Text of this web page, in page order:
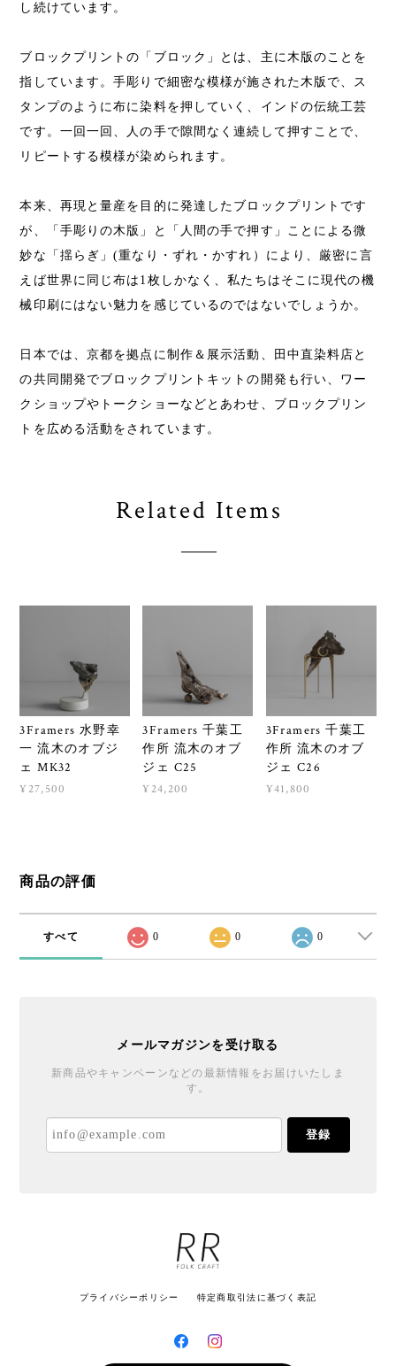
し続けています。
ブロックプリントの「ブロック」とは、主に木版のことを
指しています。手彫りで細密な模様が施された木版で、ス
タンプのように布に染料を押していく、インドの伝統工芸
です。一回一回、人の手で隙間なく連続して押すことで、
リピートする模様が染められます。
本来、再現と量産を目的に発達したブロックプリントです
が、「手彫りの木版」と「人間の手で押す」ことによる微
妙な「揺らぎ」(重なり・ずれ・かすれ）により、厳密に言
えば世界に同じ布は1枚しかなく、私たちはそこに現代の機
械印刷にはない魅力を感じているのではないでしょうか。
日本では、京都を拠点に制作＆展示活動、田中直染料店と
の共同開発でブロックプリントキットの開発も行い、ワー
クショップやトークショーなどとあわせ、ブロックプリン
トを広める活動をされています。
Related Items
3Framers 水野幸
一 流木のオブジ
ェ MK32
¥27,500
3Framers 千葉工
作所 流木のオブ
ジェ C25
¥24,200
3Framers 千葉工
作所 流木のオブ
ジェ C26
¥41,800
商品の評価
すべて 0 0 0
メールマガジンを受け取る
新商品やキャンペーンなどの最新情報をお届けいたしま
す。
登録
プライバシーポリシー 特定商取引法に基づく表記